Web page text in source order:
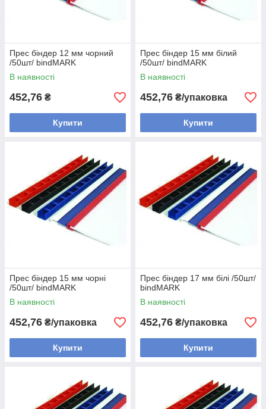
Прес біндер 12 мм чорний
/50шт/ bindMARK
В наявності
452,76 ₴
Купити
Прес біндер 15 мм білий
/50шт/ bindMARK
В наявності
452,76 ₴/упаковка
Купити
Прес біндер 15 мм чорні
/50шт/ bindMARK
В наявності
452,76 ₴/упаковка
Купити
Прес біндер 17 мм білі /50шт/
bindMARK
В наявності
452,76 ₴/упаковка
Купити